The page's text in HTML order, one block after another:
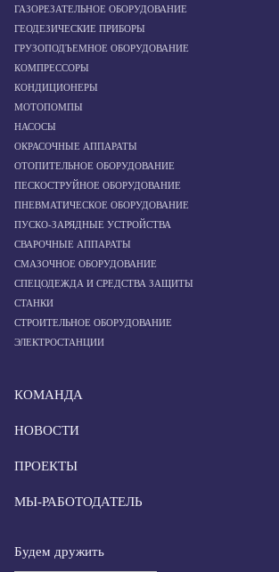
ГАЗОРЕЗАТЕЛЬНОЕ ОБОРУДОВАНИЕ
ГЕОДЕЗИЧЕСКИЕ ПРИБОРЫ
ГРУЗОПОДЪЕМНОЕ ОБОРУДОВАНИЕ
КОМПРЕССОРЫ
КОНДИЦИОНЕРЫ
МОТОПОМПЫ
НАСОСЫ
ОКРАСОЧНЫЕ АППАРАТЫ
ОТОПИТЕЛЬНОЕ ОБОРУДОВАНИЕ
ПЕСКОСТРУЙНОЕ ОБОРУДОВАНИЕ
ПНЕВМАТИЧЕСКОЕ ОБОРУДОВАНИЕ
ПУСКО-ЗАРЯДНЫЕ УСТРОЙСТВА
СВАРОЧНЫЕ АППАРАТЫ
СМАЗОЧНОЕ ОБОРУДОВАНИЕ
СПЕЦОДЕЖДА И СРЕДСТВА ЗАЩИТЫ
СТАНКИ
СТРОИТЕЛЬНОЕ ОБОРУДОВАНИЕ
ЭЛЕКТРОСТАНЦИИ
КОМАНДА
НОВОСТИ
ПРОЕКТЫ
МЫ-РАБОТОДАТЕЛЬ
Будем дружить